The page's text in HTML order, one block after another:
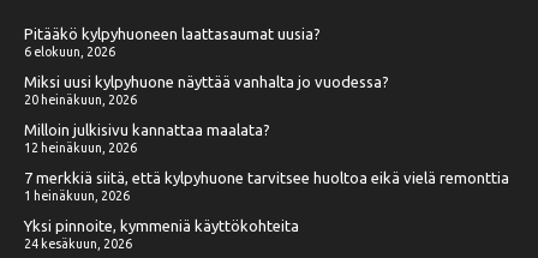
Pitääkö kylpyhuoneen laattasaumat uusia?
6 elokuun, 2026
Miksi uusi kylpyhuone näyttää vanhalta jo vuodessa?
20 heinäkuun, 2026
Milloin julkisivu kannattaa maalata?
12 heinäkuun, 2026
7 merkkiä siitä, että kylpyhuone tarvitsee huoltoa eikä vielä remonttia
1 heinäkuun, 2026
Yksi pinnoite, kymmeniä käyttökohteita
24 kesäkuun, 2026